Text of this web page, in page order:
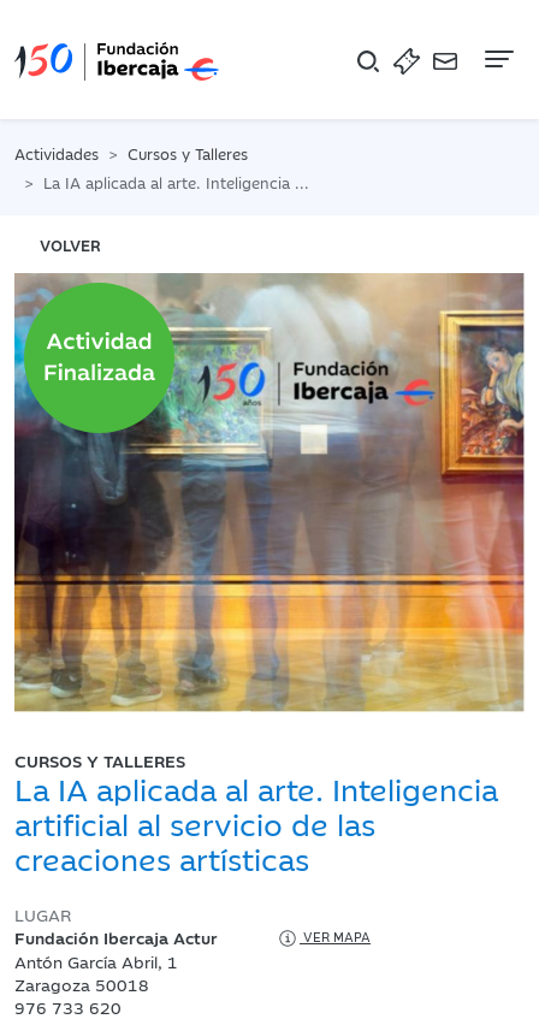
Actividades
Cursos y Talleres
La IA aplicada al arte. Inteligencia artificial al servicio de las creaciones artísticas
VOLVER
CURSOS Y TALLERES
La IA aplicada al arte. Inteligencia
artificial al servicio de las
creaciones artísticas
LUGAR
Fundación Ibercaja Actur
VER MAPA
Antón García Abril, 1
Zaragoza 50018
976 733 620